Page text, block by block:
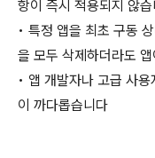
항이 즉시 적용되지 않습
• 특정 앱을 최초 구동
을 모두 삭제하더라도
• 앱 개발자나 고급 사
이 까다롭습니다